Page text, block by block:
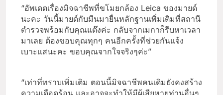
“อัพเดตเรื่องมิจฉาชีพที่ขโมยกล้อง Leica ของมายด์
นะคะ วันนี้มายด์กับมีนมายื่นหลักฐานเพิ่มเติมที่สถานี
ตำรวจพร้อมกับคุณแต๊งค่ะ กลับจากเมกาก็รีบหาเวลา
มาเลย ต้องขอบคุณทุกๆ คนอีกครั้งที่ช่วยกันแจ้ง
เบาะแสนะคะ ขอบคุณจากใจจริงๆค่ะ”
“เท่าที่ทราบเพิ่มเติม ตอนนี้มิจฉาชีพคนเดิมยังคงสร้าง
ความเดือดร้อน และอาจจะทำให้มีผู้เสียหายท่านอื่นๆ